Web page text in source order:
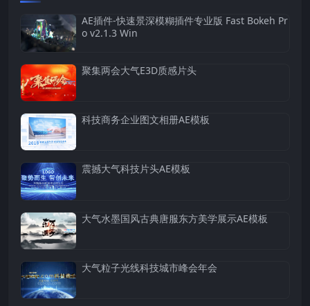
AE插件-快速景深模糊插件专业版 Fast Bokeh Pr
o v2.1.3 Win
聚集两会大气E3D质感片头
科技商务企业图文相册AE模板
震撼大气科技片头AE模板
大气水墨国风古典唐服东方美学展示AE模板
大气粒子光线科技城市峰会年会